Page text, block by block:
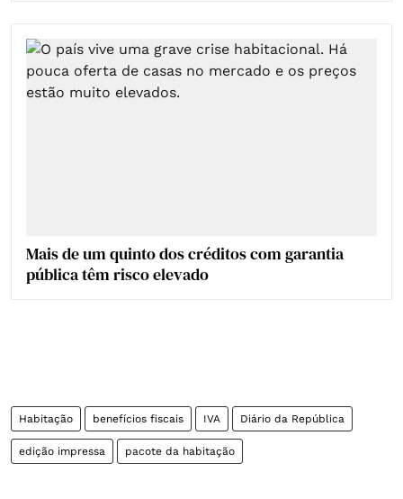
Mais de um quinto dos créditos com garantia
pública têm risco elevado
Habitação benefícios fiscais IVA Diário da República
edição impressa pacote da habitação